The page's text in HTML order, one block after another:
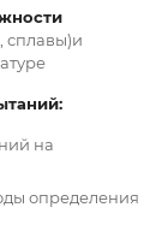
сплавы)и
на
определения